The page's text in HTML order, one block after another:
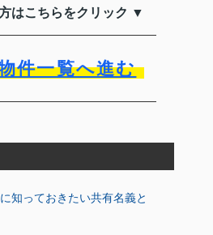
はこちらをクリック ▼
件一覧へ進む
知っておきたい共有名義と